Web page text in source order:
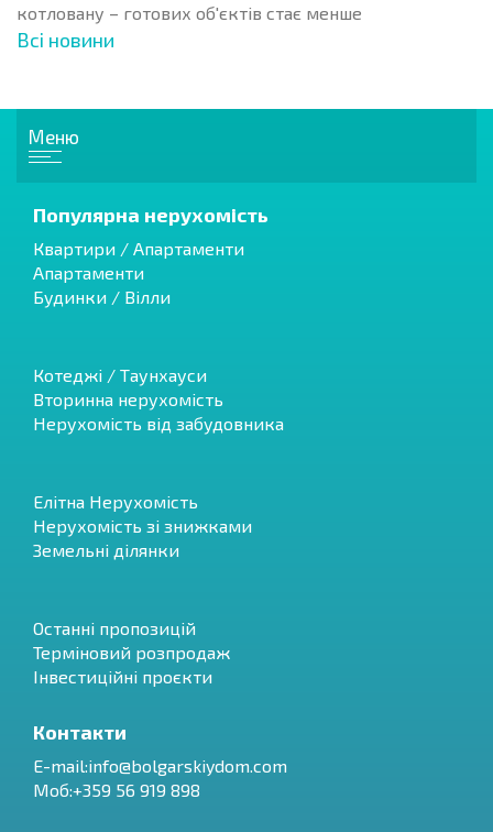
котловану – готових об'єктів стає менше
Всі новини
Меню
Популярна нерухомість
Квартири / Апартаменти
Апартаменти
Будинки / Вілли
Котеджі / Таунхауси
Вторинна нерухомість
Нерухомість від забудовника
Елітна Нерухомість
Нерухомість зі знижками
Земельні ділянки
Останні пропозицій
Терміновий розпродаж
Інвестиційні проєкти
Контакти
E-mail:info@bolgarskiydom.com
Моб:+359 56 919 898